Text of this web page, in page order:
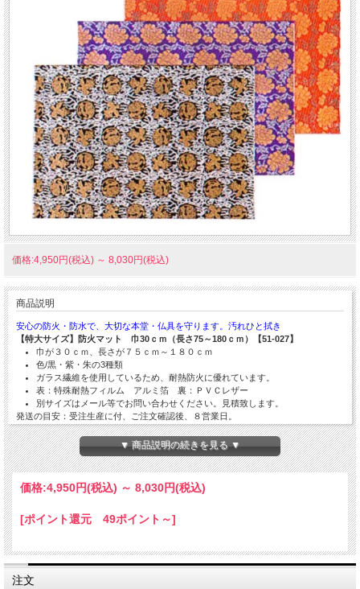
価格:4,950円(税込) ～ 8,030円(税込)
商品説明
安心の防火・防水で、大切な本堂・仏具を守ります。汚れひと拭き
【特大サイズ】防火マット 巾30ｃｍ（長さ75～180ｃｍ）【51-027】
巾が３０ｃｍ、長さが７５ｃｍ～１８０ｃｍ
色/黒・紫・朱の3種類
ガラス繊維を使用しているため、耐熱防火に優れています。
表：特殊耐熱フィルム アルミ箔 裏：ＰＶＣレザー
別サイズはメール等でお問い合わせください。見積致します。
発送の目安：受注生産に付、ご注文確認後、８営業日。
▼ 商品説明の続きを見る ▼
価格:4,950円(税込) ～ 8,030円(税込)
[ポイント還元 49ポイント～]
注文